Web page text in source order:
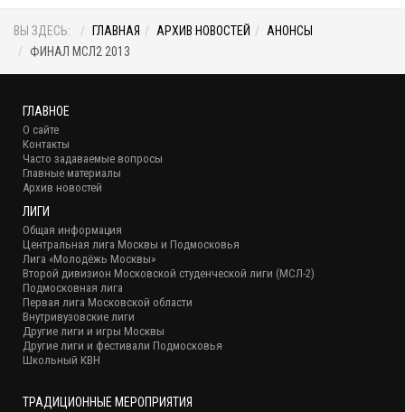
ВЫ ЗДЕСЬ: ГЛАВНАЯ АРХИВ НОВОСТЕЙ
АНОНСЫ
ФИНАЛ МСЛ2 2013
ГЛАВНОЕ
О сайте
Контакты
Часто задаваемые вопросы
Главные материалы
Архив новостей
ЛИГИ
Общая информация
Центральная лига Москвы и Подмосковья
Лига «Молодёжь Москвы»
Второй дивизион Московской студенческой лиги (МСЛ-2)
Подмосковная лига
Первая лига Московской области
Внутривузовские лиги
Другие лиги и игры Москвы
Другие лиги и фестивали Подмосковья
Школьный КВН
ТРАДИЦИОННЫЕ МЕРОПРИЯТИЯ